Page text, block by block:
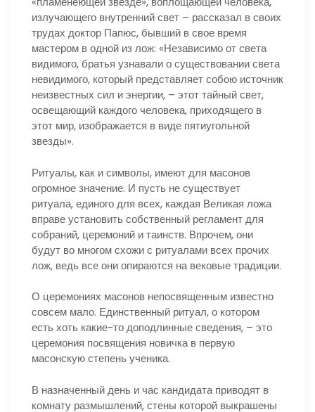
излучающего внутренний свет – рассказал в своих
трудах доктор Папюс, бывший в свое время
мастером в одной из лож: «Независимо от света
видимого, братья узнавали о существовании света
невидимого, который представляет собою источник
неизвестных сил и энергии, – этот тайный свет,
освещающий каждого человека, приходящего в
этот мир, изображается в виде пятиугольной
звезды».
Ритуалы, как и символы, имеют для масонов
огромное значение. И пусть не существует
ритуала, единого для всех, каждая Великая ложа
вправе установить собственный регламент для
собраний, церемоний и таинств. Впрочем, они
будут во многом схожи с ритуалами всех прочих
лож, ведь все они опираются на вековые традиции.
О церемониях масонов непосвященным известно
совсем мало. Единственный ритуал, о котором
есть хоть какие-то доподлинные сведения, – это
церемония посвящения новичка в первую
масонскую степень ученика.
В назначенный день и час кандидата приводят в
комнату размышлений, стены которой выкрашены